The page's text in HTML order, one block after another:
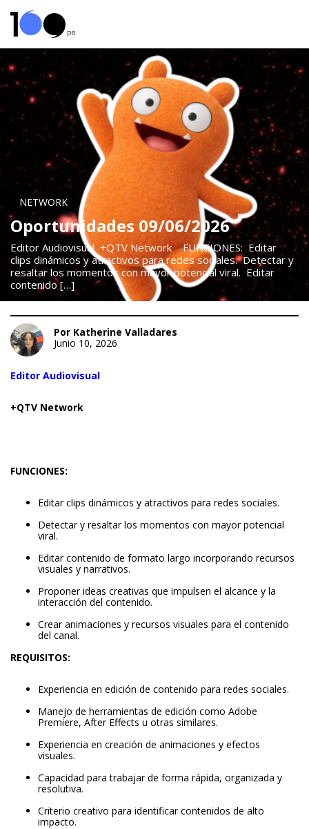
NETWORK
Oportunidades 09/06/2026
Editor Audiovisual +QTV Network FUNCIONES: Editar
clips dinámicos y atractivos para redes sociales. Detectar y
resaltar los momentos con mayor potencial viral. Editar
contenido […]
Por Katherine Valladares
Junio 10, 2026
Editor Audiovisual
+QTV Network
FUNCIONES:
Editar clips dinámicos y atractivos para redes sociales.
Detectar y resaltar los momentos con mayor potencial
viral.
Editar contenido de formato largo incorporando recursos
visuales y narrativos.
Proponer ideas creativas que impulsen el alcance y la
interacción del contenido.
Crear animaciones y recursos visuales para el contenido
del canal.
REQUISITOS:
Experiencia en edición de contenido para redes sociales.
Manejo de herramientas de edición como Adobe
Premiere, After Effects u otras similares.
Experiencia en creación de animaciones y efectos
visuales.
Capacidad para trabajar de forma rápida, organizada y
resolutiva.
Criterio creativo para identificar contenidos de alto
impacto.